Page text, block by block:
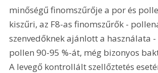
minőségű finomszűrője a por és
kiszűri, az F8-as finomszűrők -
szenvedőknek ajánlott a használata
pollen 90-95 %-át, még bizonyos
A levegő kontrollált szellőztetés